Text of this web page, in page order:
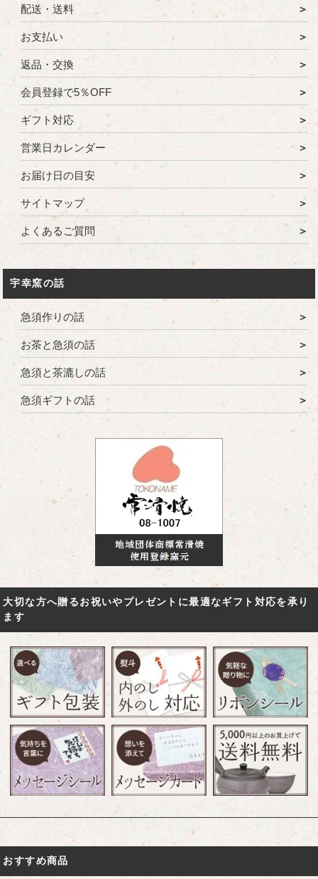
配送・送料
お支払い
返品・交換
会員登録で5％OFF
ギフト対応
営業日カレンダー
お届け日の目安
サイトマップ
よくあるご質問
宇幸窯の話
急須作りの話
お茶と急須の話
急須と茶漉しの話
急須ギフトの話
大切な方へ贈るお祝いやプレゼントに最適なギフト対応を承り
ます
おすすめ商品